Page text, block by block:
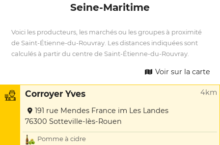
Seine-Maritime
Voici les producteurs, les marchés ou les groupes à proximité
de Saint-Étienne-du-Rouvray. Les distances indiquées sont
calculés à partir du centre de Saint-Étienne-du-Rouvray.
Voir sur la carte
Corroyer Yves 4km
191 rue Mendes France im Les Landes
76300 Sotteville-lès-Rouen
Pomme à cidre